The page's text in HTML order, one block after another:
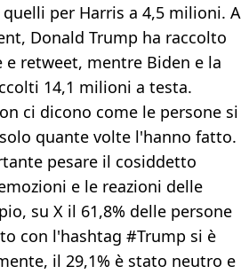
per Harris a 4,5 milioni. A
Donald Trump ha raccolto
retweet, mentre Biden e la
14,1 milioni a testa.
ci dicono come le persone si
quante volte l'hanno fatto.
pesare il cosiddetto
e le reazioni delle
su X il 61,8% delle persone
con l'hashtag #Trump si è
il 29,1% è stato neutro e